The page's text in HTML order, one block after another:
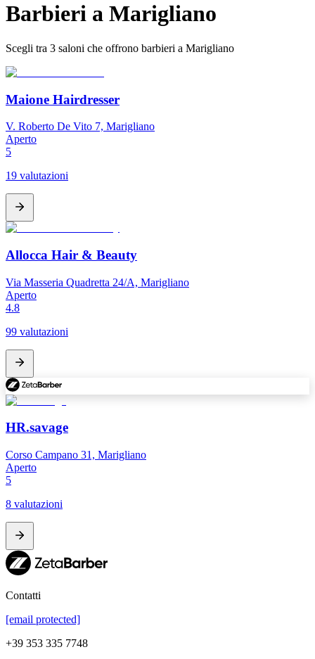
Barbieri a Marigliano
Scegli tra 3 saloni che offrono barbieri a Marigliano
Maione Hairdresser
V. Roberto De Vito 7, Marigliano
Aperto
5
19 valutazioni
Allocca Hair & Beauty
Via Masseria Quadretta 24/A, Marigliano
Aperto
4.8
99 valutazioni
HR.savage
Corso Campano 31, Marigliano
Aperto
5
8 valutazioni
Contatti
[email protected]
+39 353 335 7748